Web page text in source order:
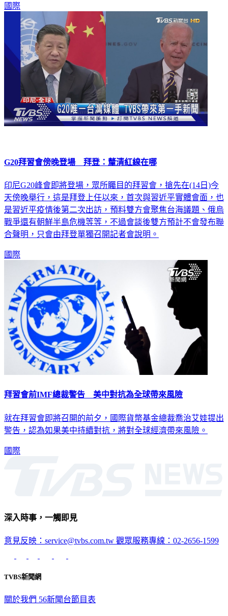
國際
G20拜習會傍晚登場 拜登：釐清紅線在哪
印尼G20峰會即將登場，眾所矚目的拜習會，搶先在(14日)今
天傍晚舉行，這是拜登上任以來，首次與習近平實體會面，也
是習近平疫情後第二次出訪，預料雙方會聚焦台海議題、俄烏
戰爭還有朝鮮半島危機等等，不過會談後雙方預計不會發布聯
合聲明，只會由拜登單獨召開記者會說明。
國際
拜習會前IMF總裁警告 美中對抗為全球帶來風險
就在拜習會即將召開的前夕，國際貨幣基金總裁喬治艾娃提出
警告，認為如果美中持續對抗，將對全球經濟帶來風險。
國際
深入時事，一觸即見
意見反映：service@tvbs.com.tw 觀眾服務專線：02-2656-1599
TVBS新聞網
關於我們 56新聞台節目表